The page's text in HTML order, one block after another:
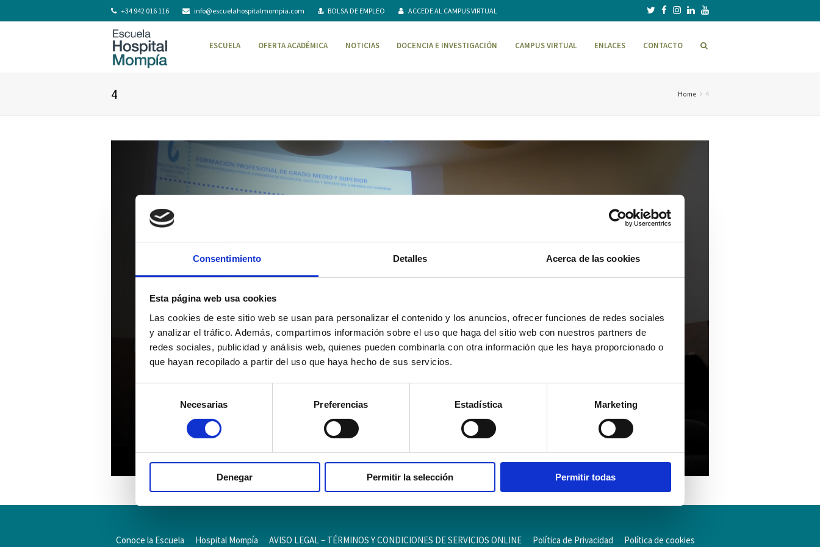
Consentimiento Detalles Acerca de las cookies
Esta página web usa cookies
Las cookies de este sitio web se usan para personalizar el contenido y los anuncios, ofrecer funciones de redes sociales
y analizar el tráfico. Además, compartimos información sobre el uso que haga del sitio web con nuestros partners de
redes sociales, publicidad y análisis web, quienes pueden combinarla con otra información que les haya proporcionado o
que hayan recopilado a partir del uso que haya hecho de sus servicios.
consentimiento
Necesarias Preferencias Estadística Marketing
Denegar Permitir la selección Permitir todas
+34 942 016 116 info@escuelahospitalmompia.com BOLSA DE EMPLEO ACCEDE AL CAMPUS VIRTUAL
ESCUELA OFERTA ACADÉMICA NOTICIAS DOCENCIA E INVESTIGACIÓN CAMPUS VIRTUAL ENLACES CONTACTO
4 Home 4
Conoce la Escuela Hospital Mompía AVISO LEGAL – TÉRMINOS Y CONDICIONES DE SERVICIOS ONLINE Política de Privacidad Política de cookies